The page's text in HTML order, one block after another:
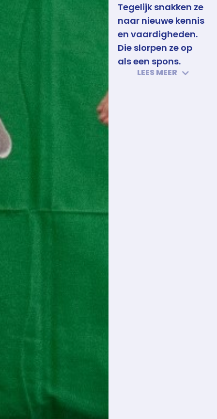
Tegelijk snakken ze
naar nieuwe kennis
en vaardigheden.
Die slorpen ze op
als een spons.
LEES MEER